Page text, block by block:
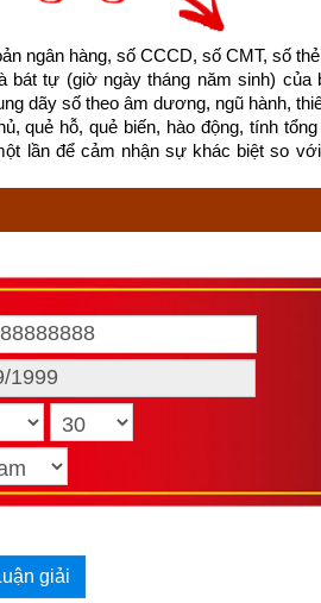
Tý theo Bành Tổ Bách Kỵ Nhật
Tổ Bách Kỵ Nhật hay Bách Kỵ Ca
”
các việc cần kiêng kỵ theo “Bách kị
sống hiện đại ngày nay hay không?
tai họa từ đề điều
ương
hề mê tín mà có cơ sở khoa học, rất
sao…và cần phải phối hợp nhiều
ngân hàng, số CCCD, số CMT, số
tự (giờ ngày tháng năm sinh) của
dãy số theo âm dương, ngũ hành,
quẻ hỗ, quẻ biến, hào động, tính
lần để cảm nhận sự khác biệt so
giải